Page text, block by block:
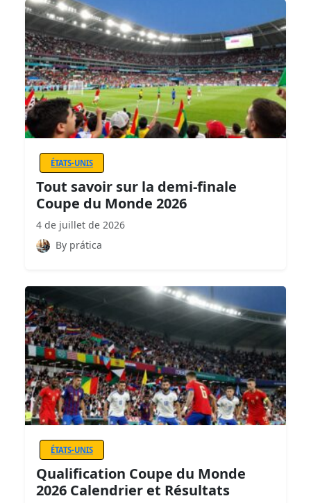
ÉTATS-UNIS
Tout savoir sur la demi-finale
Coupe du Monde 2026
4 de juillet de 2026
By prática
ÉTATS-UNIS
Qualification Coupe du Monde
2026 Calendrier et Résultats